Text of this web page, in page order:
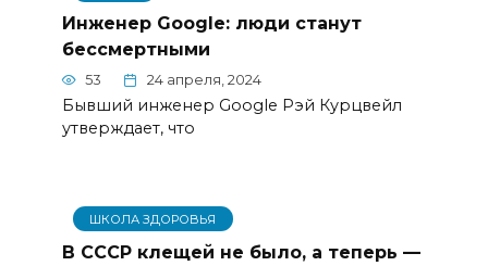
Инженер Google: люди станут
бессмертными
53 24 апреля, 2024
Бывший инженер Google Рэй Курцвейл
утверждает, что
ШКОЛА ЗДОРОВЬЯ
В СССР клещей не было, а теперь —